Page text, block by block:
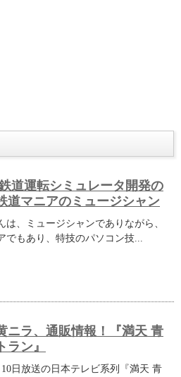
道運転シミュレータ開発の
道マニアのミュージシャン
は、ミュージシャンでありながら、
でもあり、特技のパソコン技...
ニラ、通販情報！『満天 青
ラン』
10日放送の日本テレビ系列『満天 青